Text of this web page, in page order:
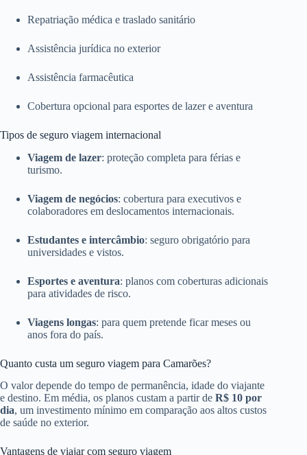
Repatriação médica e traslado sanitário
Assistência jurídica no exterior
Assistência farmacêutica
Cobertura opcional para esportes de lazer e aventura
Tipos de seguro viagem internacional
Viagem de lazer: proteção completa para férias e
turismo.
Viagem de negócios: cobertura para executivos e
colaboradores em deslocamentos internacionais.
Estudantes e intercâmbio: seguro obrigatório para
universidades e vistos.
Esportes e aventura: planos com coberturas adicionais
para atividades de risco.
Viagens longas: para quem pretende ficar meses ou
anos fora do país.
Quanto custa um seguro viagem para Camarões?
O valor depende do tempo de permanência, idade do viajante
e destino. Em média, os planos custam a partir de R$ 10 por
dia, um investimento mínimo em comparação aos altos custos
de saúde no exterior.
Vantagens de viajar com seguro viagem